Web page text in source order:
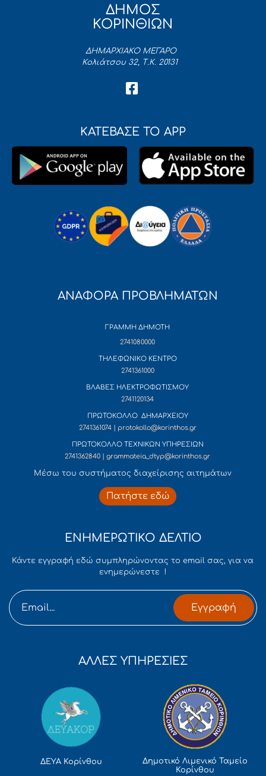
ΔΗΜΟΣ
ΚΟΡΙΝΘΙΩΝ
ΔΗΜΑΡΧΙΑΚΟ ΜΕΓΑΡΟ
Κολιάτσου 32, Τ.Κ. 20131
ΚΑΤΕΒΑΣΕ ΤΟ APP
ΑΝΑΦΟΡΑ ΠΡΟΒΛΗΜΑΤΩΝ
ΓΡΑΜΜΗ ΔΗΜΟΤΗ
2741080000
ΤΗΛΕΦΩΝΙΚΟ ΚΕΝΤΡΟ
2741361000
ΒΛΑΒΕΣ ΗΛΕΚΤΡΟΦΩΤΙΣΜΟΥ
2741120134
ΠΡΩΤΟΚΟΛΛΟ ΔΗΜΑΡΧΕΙΟΥ
2741361074 | protokollo@korinthos.gr
ΠΡΩΤΟΚΟΛΛΟ ΤΕΧΝΙΚΩΝ ΥΠΗΡΕΣΙΩΝ
2741362840 | grammateia_dtyp@korinthos.gr
Mέσω του συστήματος διαχείρισης αιτημάτων
Πατήστε εδώ
ΕΝΗΜΕΡΩΤΙΚΟ ΔΕΛΤΙΟ
Κάντε εγγραφή εδώ συμπληρώνοντας το email σας, για να
ενημερώνεστε !
Εγγραφή
ΑΛΛΕΣ ΥΠΗΡΕΣΙΕΣ
ΔΕΥΑ Κορίνθου
Δημοτικό Λιμενικό Ταμείο
Κορίνθου